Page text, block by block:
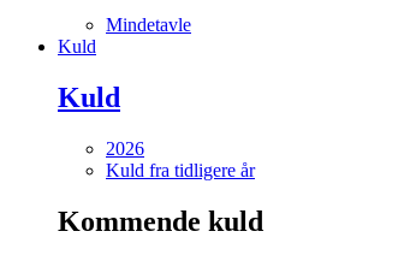
Mindetavle
Kuld
Kuld
2026
Kuld fra tidligere år
Kommende kuld